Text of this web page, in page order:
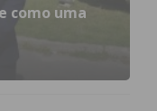
como uma